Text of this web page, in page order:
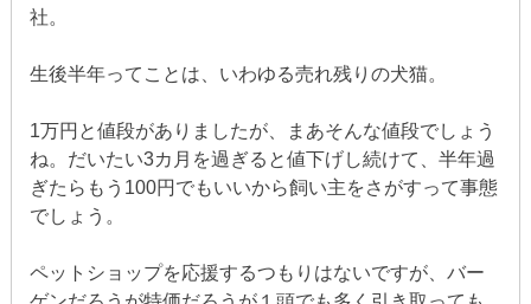
社。
生後半年ってことは、いわゆる売れ残りの犬猫。
1万円と値段がありましたが、まあそんな値段でしょう
ね。だいたい3カ月を過ぎると値下げし続けて、半年過
ぎたらもう100円でもいいから飼い主をさがすって事態
でしょう。
ペットショップを応援するつもりはないですが、バー